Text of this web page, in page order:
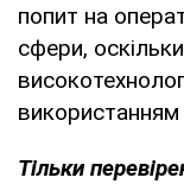
попит на
сфери,
Тільки